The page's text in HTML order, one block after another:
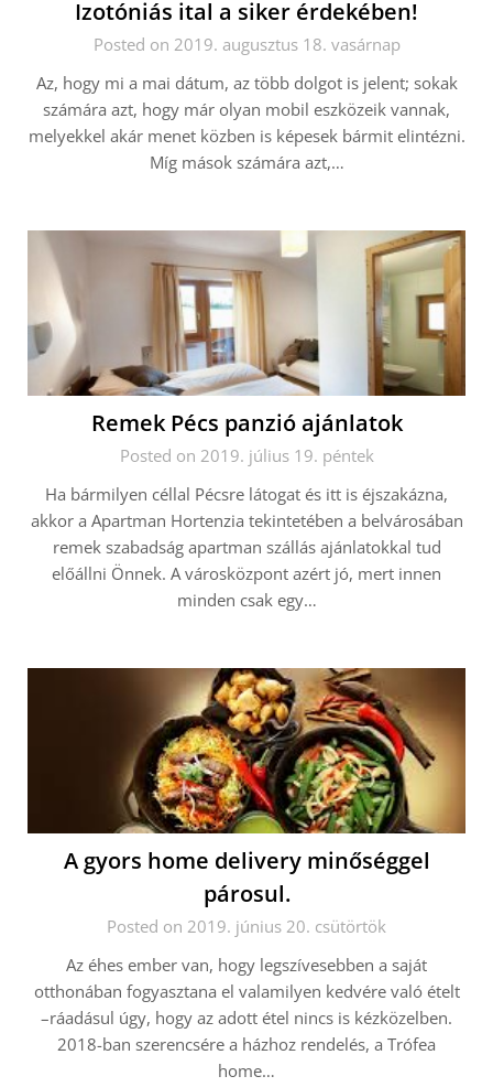
Izotóniás ital a siker érdekében!
Posted on 2019. augusztus 18. vasárnap
Az, hogy mi a mai dátum, az több dolgot is jelent; sokak
számára azt, hogy már olyan mobil eszközeik vannak,
melyekkel akár menet közben is képesek bármit elintézni.
Míg mások számára azt,…
Remek Pécs panzió ajánlatok
Posted on 2019. július 19. péntek
Ha bármilyen céllal Pécsre látogat és itt is éjszakázna,
akkor a Apartman Hortenzia tekintetében a belvárosában
remek szabadság apartman szállás ajánlatokkal tud
előállni Önnek. A városközpont azért jó, mert innen
minden csak egy…
A gyors home delivery minőséggel
párosul.
Posted on 2019. június 20. csütörtök
Az éhes ember van, hogy legszívesebben a saját
otthonában fogyasztana el valamilyen kedvére való ételt
–ráadásul úgy, hogy az adott étel nincs is kézközelben.
2018-ban szerencsére a házhoz rendelés, a Trófea
home…